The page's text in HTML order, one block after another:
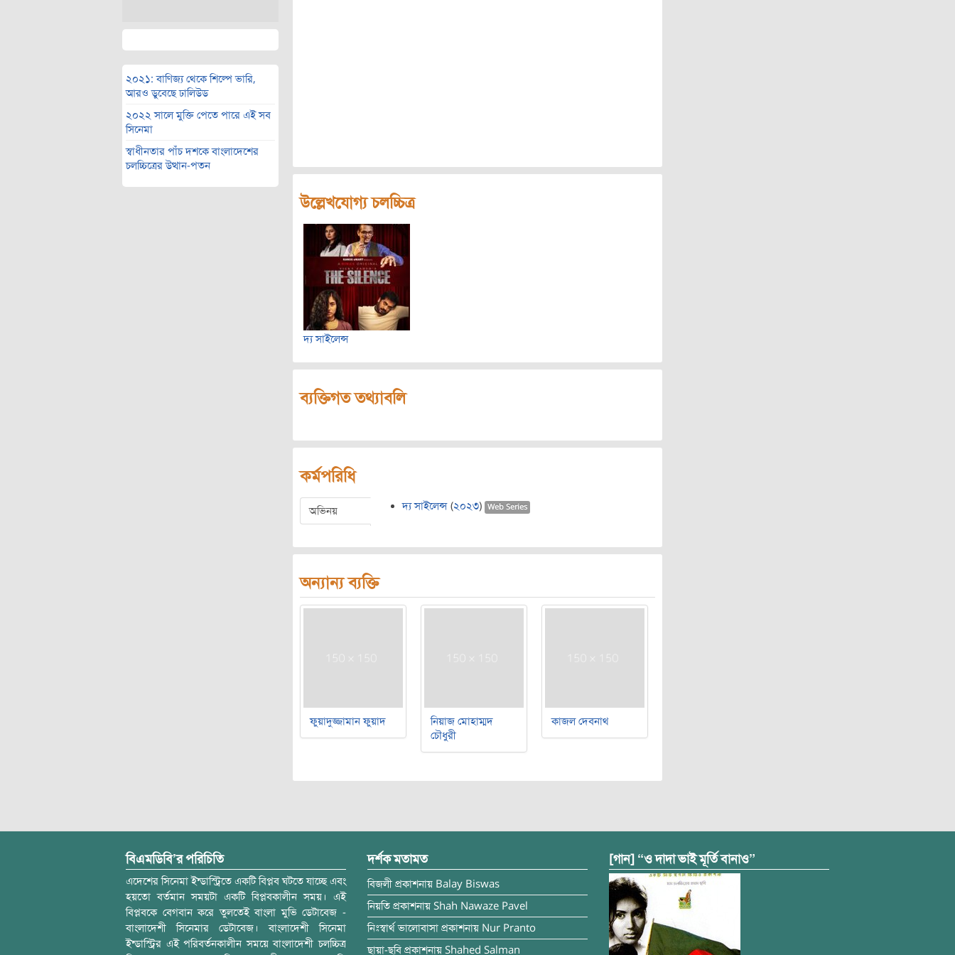
২০২১: বাণিজ্য থেকে শিল্পে ভারি,
আরও ডুবেছে ঢালিউড
২০২২ সালে মুক্তি পেতে পারে এই সব
সিনেমা
স্বাধীনতার পাঁচ দশকে বাংলাদেশের
চলচ্চিত্রের উত্থান-পতন
উল্লেখযোগ্য চলচ্চিত্র
দ্য সাইলেন্স
ব্যক্তিগত তথ্যাবলি
কর্মপরিধি
অভিনয় দ্য সাইলেন্স (২০২৩) Web Series
অন্যান্য ব্যক্তি
ফুয়াদুজ্জামান ফুয়াদ
নিয়াজ মোহাম্মদ
চৌধুরী
কাজল দেবনাথ
বিএমডিবি’র পরিচিতি
এদেশের সিনেমা ইন্ডাস্ট্রিতে একটি বিপ্লব ঘটতে যাচ্ছে এবং
হয়তো বর্তমান সময়টা একটি বিপ্লবকালীন সময়। এই
বিপ্লবকে বেগবান করে তুলতেই বাংলা মুভি ডেটাবেজ -
বাংলাদেশী সিনেমার ডেটাবেজ। বাংলাদেশী সিনেমা
ইন্ডাস্ট্রির এই পরিবর্তনকালীন সময়ে বাংলাদেশী চলচ্চিত্র
দর্শক মতামত
বিজলী প্রকাশনায় Balay Biswas
নিয়তি প্রকাশনায় Shah Nawaze Pavel
নিঃস্বার্থ ভালোবাসা প্রকাশনায় Nur Pranto
ছায়া-ছবি প্রকাশনায় Shahed Salman
[গান] “ও দাদা ভাই মূর্তি বানাও”